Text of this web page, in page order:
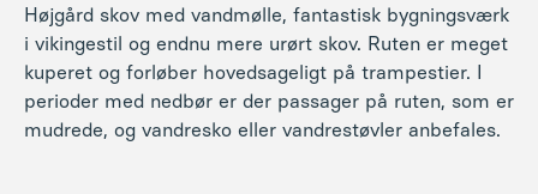
Højgård skov med vandmølle, fantastisk bygningsværk
i vikingestil og endnu mere urørt skov. Ruten er meget
kuperet og forløber hovedsageligt på trampestier. I
perioder med nedbør er der passager på ruten, som er
mudrede, og vandresko eller vandrestøvler anbefales.